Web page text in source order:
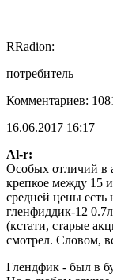
RRadion:
потребитель
Комментариев:
16.06.2017 16:17
Al-r:
Особых отличий в
крепкое между 15
средней цены есть
гленфиддик-12
(кстати, старые
смотрел. Словом,
Глендфик - был в